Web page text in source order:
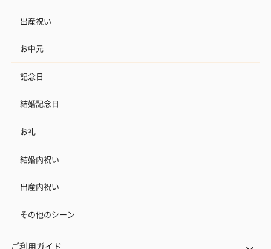
出産祝い
お中元
記念日
結婚記念日
お礼
結婚内祝い
出産内祝い
その他のシーン
ご利用ガイド